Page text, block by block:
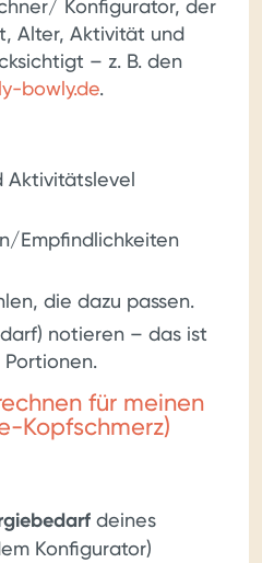
Konfigurator, der
Alter, Aktivität und
– z. B. den
bowly.de.
Aktivitätslevel
Empfindlichkeiten
die dazu passen.
notieren – das ist
für meinen
Kopfschmerz)
deines
Konfigurator)